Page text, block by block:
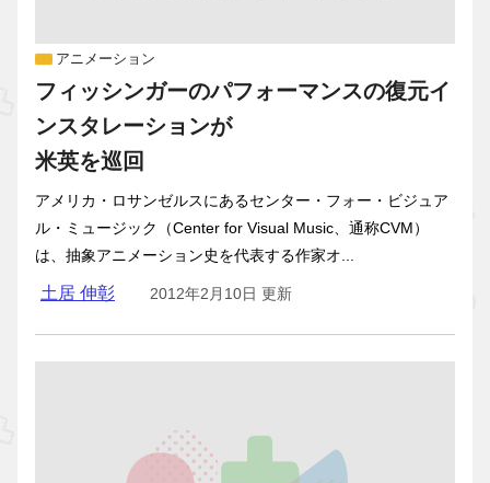
アニメーション
フィッシンガーのパフォーマンスの復元イ
ンスタレーションが
米英を巡回
アメリカ・ロサンゼルスにあるセンター・フォー・ビジュア
ル・ミュージック（Center for Visual Music、通称CVM）
は、抽象アニメーション史を代表する作家オ...
土居 伸彰 2012年2月10日 更新